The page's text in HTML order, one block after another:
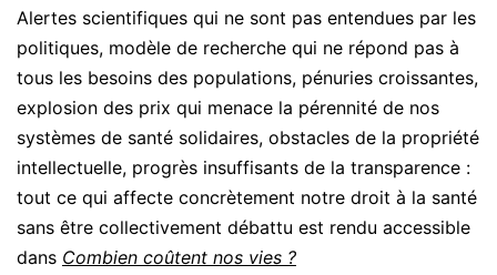
Alertes scientifiques qui ne sont pas entendues par les
politiques, modèle de recherche qui ne répond pas à
tous les besoins des populations, pénuries croissantes,
explosion des prix qui menace la pérennité de nos
systèmes de santé solidaires, obstacles de la propriété
intellectuelle, progrès insuffisants de la transparence :
tout ce qui affecte concrètement notre droit à la santé
sans être collectivement débattu est rendu accessible
dans Combien coûtent nos vies ?